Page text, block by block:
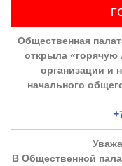
Общественная
открыла
организации и
начального
В Общественной